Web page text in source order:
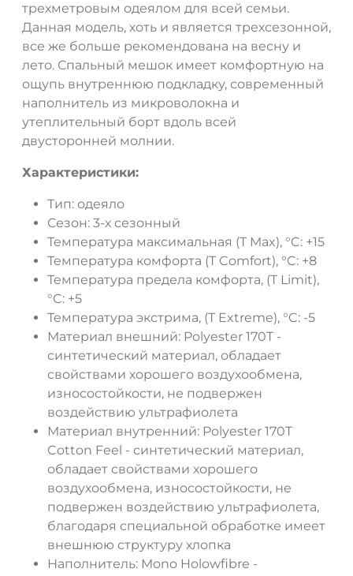
трехметровым одеялом для всей семьи.
Данная модель, хоть и является трехсезонной,
все же больше рекомендована на весну и
лето. Спальный мешок имеет комфортную на
ощупь внутреннюю подкладку, современный
наполнитель из микроволокна и
утеплительный борт вдоль всей
двусторонней молнии.
Характеристики:
Тип: одеяло
Сезон: 3-х сезонный
Температура максимальная (T Max), °C: +15
Температура комфорта (T Comfort), °C: +8
Температура предела комфорта, (T Limit),
°C: +5
Температура экстрима, (T Extreme), °C: -5
Материал внешний: Polyester 170T -
синтетический материал, обладает
свойствами хорошего воздухообмена,
износостойкости, не подвержен
воздействию ультрафиолета
Материал внутренний: Polyester 170T
Cotton Feel - синтетический материал,
обладает свойствами хорошего
воздухообмена, износостойкости, не
подвержен воздействию ультрафиолета,
благодаря специальной обработке имеет
внешнюю структуру хлопка
Наполнитель: Mono Holowfibre -